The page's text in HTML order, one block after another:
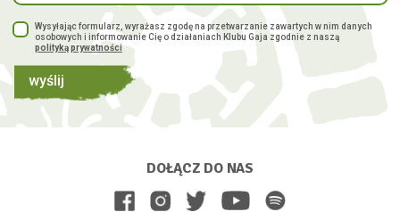
Wysyłając formularz, wyrażasz zgodę na przetwarzanie zawartych w nim danych
osobowych i informowanie Cię o działaniach Klubu Gaja zgodnie z naszą
polityką prywatności
wyślij
DOŁĄCZ DO NAS